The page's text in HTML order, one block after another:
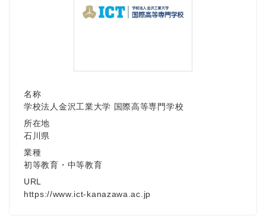
名称
学校法人金沢工業大学 国際高等専門学校
所在地
石川県
業種
初等教育・中等教育
URL
https://www.ict-kanazawa.ac.jp